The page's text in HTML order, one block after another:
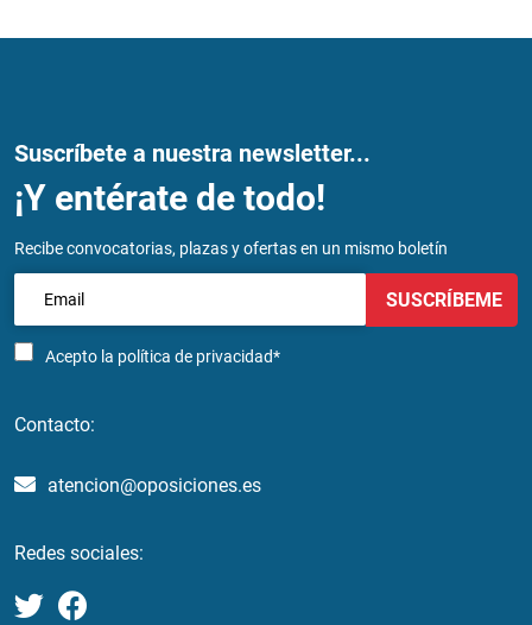
Suscríbete a nuestra newsletter...
¡Y entérate de todo!
Recibe convocatorias, plazas y ofertas en un mismo boletín
Acepto la política de privacidad*
SUSCRÍBEME
Contacto:
atencion@oposiciones.es
Redes sociales: